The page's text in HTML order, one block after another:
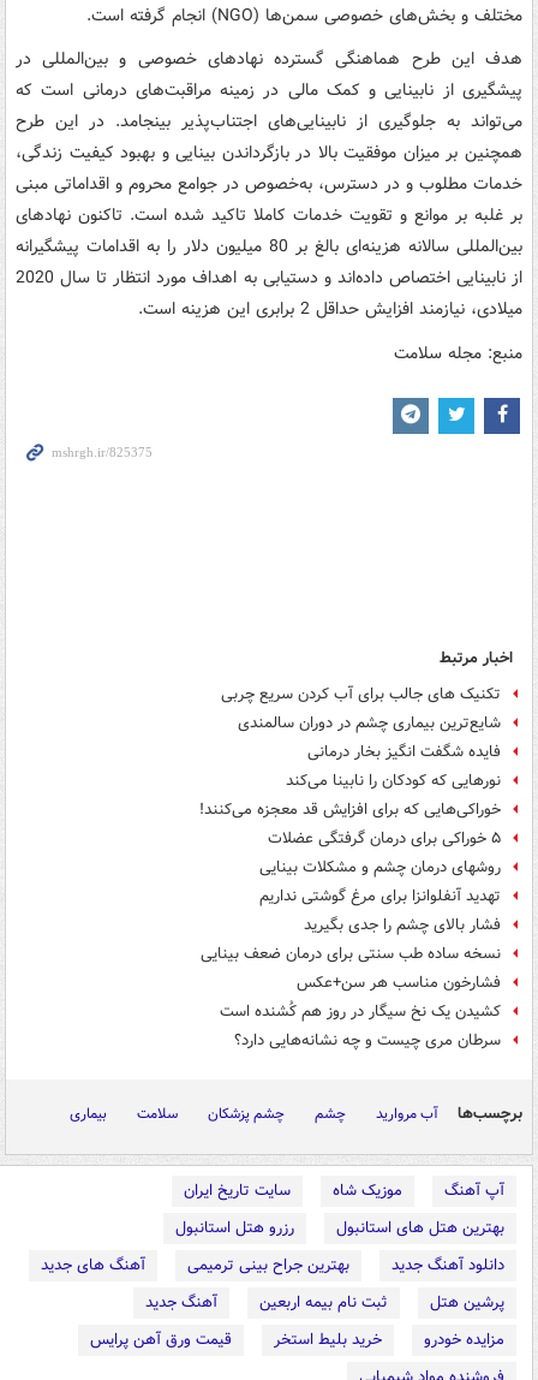
مختلف و بخش‌های خصوصی سمن‌ها (NGO) انجام گرفته است.
هدف این طرح هماهنگی گسترده نهادهای خصوصی و بین‌المللی در
پیشگیری از نابینایی و کمک مالی در زمینه مراقبت‌های درمانی است که
می‌تواند به جلوگیری از نابینایی‌های اجتناب‌پذیر بینجامد. در این طرح
همچنین بر میزان موفقیت بالا در بازگرداندن بینایی و بهبود کیفیت زندگی،
خدمات مطلوب و در دسترس، به‌خصوص در جوامع محروم و اقداماتی مبنی
بر غلبه بر موانع و تقویت خدمات کاملا تاکید شده است. تاکنون نهادهای
بین‌المللی سالانه هزینه‌ای بالغ بر 80 میلیون دلار را به اقدامات پیشگیرانه
از نابینایی اختصاص داده‌اند و دستیابی به اهداف مورد انتظار تا سال 2020
میلادی، نیازمند افزایش حداقل 2 برابری این هزینه است.
منبع: مجله سلامت
اخبار مرتبط
تکنیک های جالب برای آب کردن سریع چربی
شایع‌ترین بیماری چشم در دوران سالمندی
فایده شگفت انگیز بخار درمانی
نورهایی که کودکان را نابینا می‌کند
خوراکی‌هایی که برای افزایش قد معجزه می‌کنند!
۵ خوراکی برای درمان گرفتگی عضلات
روشهای درمان چشم و مشکلات بینایی
تهدید آنفلوانزا برای مرغ گوشتی نداریم
فشار بالای چشم را جدی بگیرید
نسخه ساده طب سنتی برای درمان ضعف بینایی
فشارخون مناسب هر سن+عکس
کشیدن یک نخ سیگار در روز هم کُشنده است
سرطان مری چیست و چه نشانه‌هایی دارد؟
برچسب‌ها آب مروارید چشم چشم پزشکان سلامت بیماری
آپ آهنگ موزیک شاه
سایت تاریخ ایران
بهترین هتل های استانبول
رزرو هتل استانبول
دانلود آهنگ جدید
بهترین جراح بینی ترمیمی
آهنگ های جدید
پرشین هتل
ثبت نام بیمه اربعین
آهنگ جدید
مزایده خودرو
خرید بلیط استخر
قیمت ورق آهن پرایس